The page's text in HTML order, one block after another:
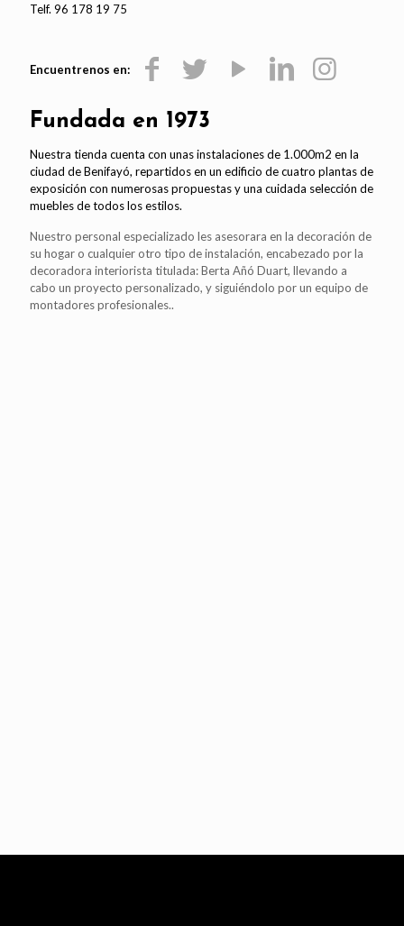
Telf. 96 178 19 75
Encuentrenos en:
Fundada en 1973
Nuestra tienda cuenta con unas instalaciones de 1.000m2 en la
ciudad de Benifayó, repartidos en un edificio de cuatro plantas de
exposición con numerosas propuestas y una cuidada selección de
muebles de todos los estilos.
Nuestro personal especializado les asesorara en la decoración de
su hogar o cualquier otro tipo de instalación, encabezado por la
decoradora interiorista titulada: Berta Añó Duart, llevando a
cabo un proyecto personalizado, y siguiéndolo por un equipo de
montadores profesionales..